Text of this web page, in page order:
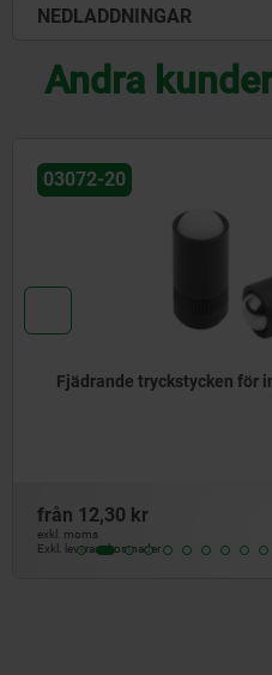
NEDLADDNINGAR
Andra
NY
Fjädrande
från
Exkl. leveranskostnader